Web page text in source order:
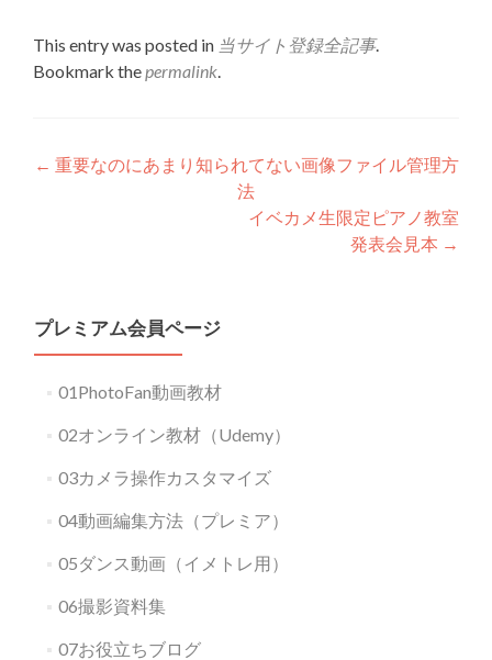
This entry was posted in 当サイト登録全記事.
Bookmark thepermalink.
Post
← 重要なのにあまり知られてない画像ファイル管理方
法
イベカメ生限定ピアノ教室
発表会見本 →
プレミアム会員ページ
01PhotoFan動画教材
02オンライン教材（Udemy）
03カメラ操作カスタマイズ
04動画編集方法（プレミア）
05ダンス動画（イメトレ用）
06撮影資料集
07お役立ちブログ